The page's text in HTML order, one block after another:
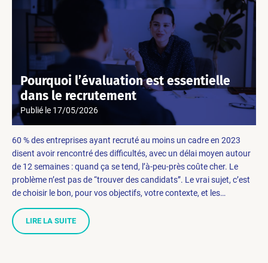
Pourquoi l’évaluation est essentielle
dans le recrutement
Publié le 17/05/2026
60 % des entreprises ayant recruté au moins un cadre en 2023
disent avoir rencontré des difficultés, avec un délai moyen autour
de 12 semaines : quand ça se tend, l’à-peu-près coûte cher. Le
problème n’est pas de “trouver des candidats”. Le vrai sujet, c’est
de choisir le bon, pour vos objectifs, votre contexte, et les…
LIRE LA SUITE